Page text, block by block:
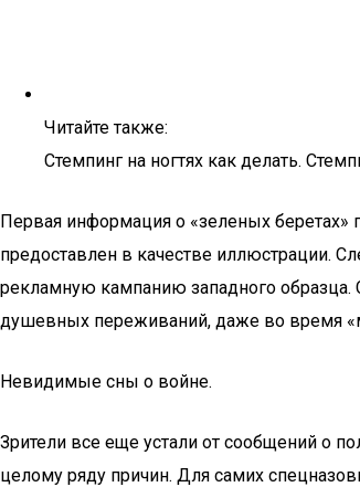
Читайте также:
Стемпинг на ногтях как делать.
Первая информация о «зеленых беретах»
предоставлен в качестве иллюстрации.
рекламную кампанию западного
душевных переживаний, даже во время
Невидимые сны о войне.
Зрители все еще устали от сообщений о
целому ряду причин. Для самих